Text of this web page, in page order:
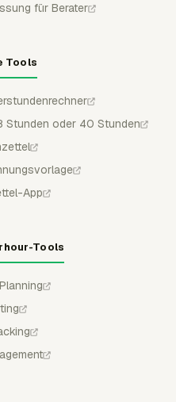
für Berater
Tools
Stunden oder 40 Stunden
App
Tools